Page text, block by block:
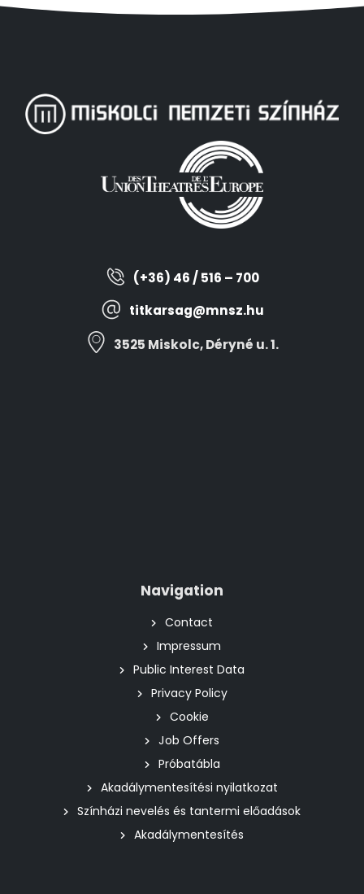
(+36) 46 / 516 – 700
titkarsag@mnsz.hu
3525 Miskolc, Déryné u. 1.
Navigation
Contact
Impressum
Public Interest Data
Privacy Policy
Cookie
Job Offers
Próbatábla
Akadálymentesítési nyilatkozat
Színházi nevelés és tantermi előadások
Akadálymentesítés